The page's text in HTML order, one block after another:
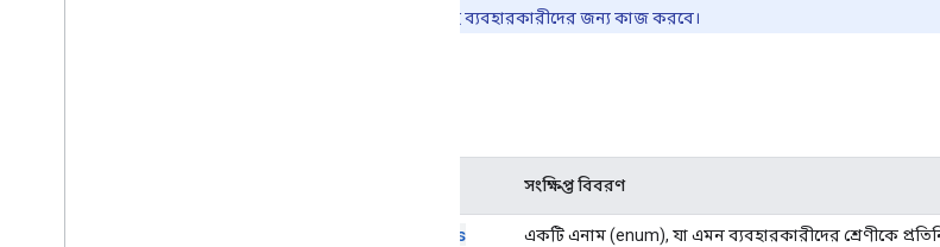
অ্যাড-অনটি সেই ব্যবহারকারীদের জন্য কাজ করবে।
সংক্ষিপ্ত বিবরণ
Access
একটি এনাম (enum), যা এমন ব্যবহারকারীদের শ্রেণীকে